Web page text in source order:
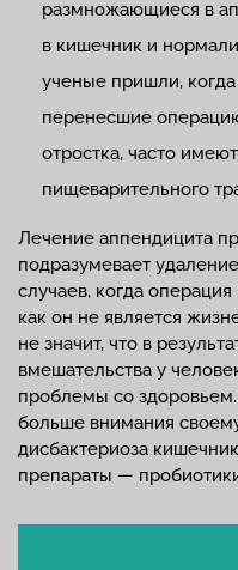
размножающиеся в
в кишечник и
ученые пришли,
перенесшие
отростка, часто
пищеварительного
Лечение аппендицита
подразумевает
случаев, когда
как он не является
не значит, что в
вмешательства у
проблемы со
больше внимания
дисбактериоза
препараты —